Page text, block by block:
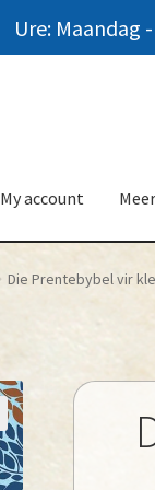
My account
Die Prentebybel vir
Ure: Maandag